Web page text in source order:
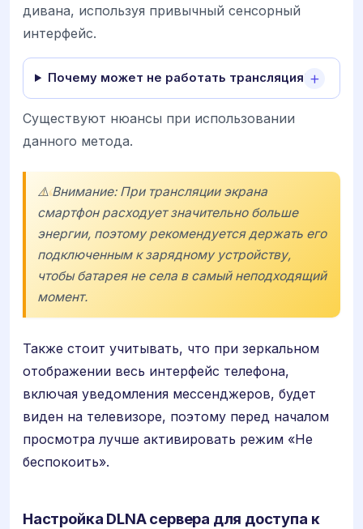
дивана, используя привычный сенсорный
интерфейс.
Почему может не работать трансляция?
Существуют нюансы при использовании
данного метода.
⚠️ Внимание: При трансляции экрана
смартфон расходует значительно больше
энергии, поэтому рекомендуется держать его
подключенным к зарядному устройству,
чтобы батарея не села в самый неподходящий
момент.
Также стоит учитывать, что при зеркальном
отображении весь интерфейс телефона,
включая уведомления мессенджеров, будет
виден на телевизоре, поэтому перед началом
просмотра лучше активировать режим «Не
беспокоить».
Настройка DLNA сервера для доступа к